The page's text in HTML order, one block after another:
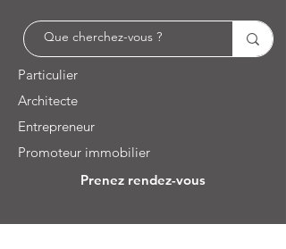
Particulier
Architecte
Entrepreneur
Promoteur immobilier
Prenez rendez-vous